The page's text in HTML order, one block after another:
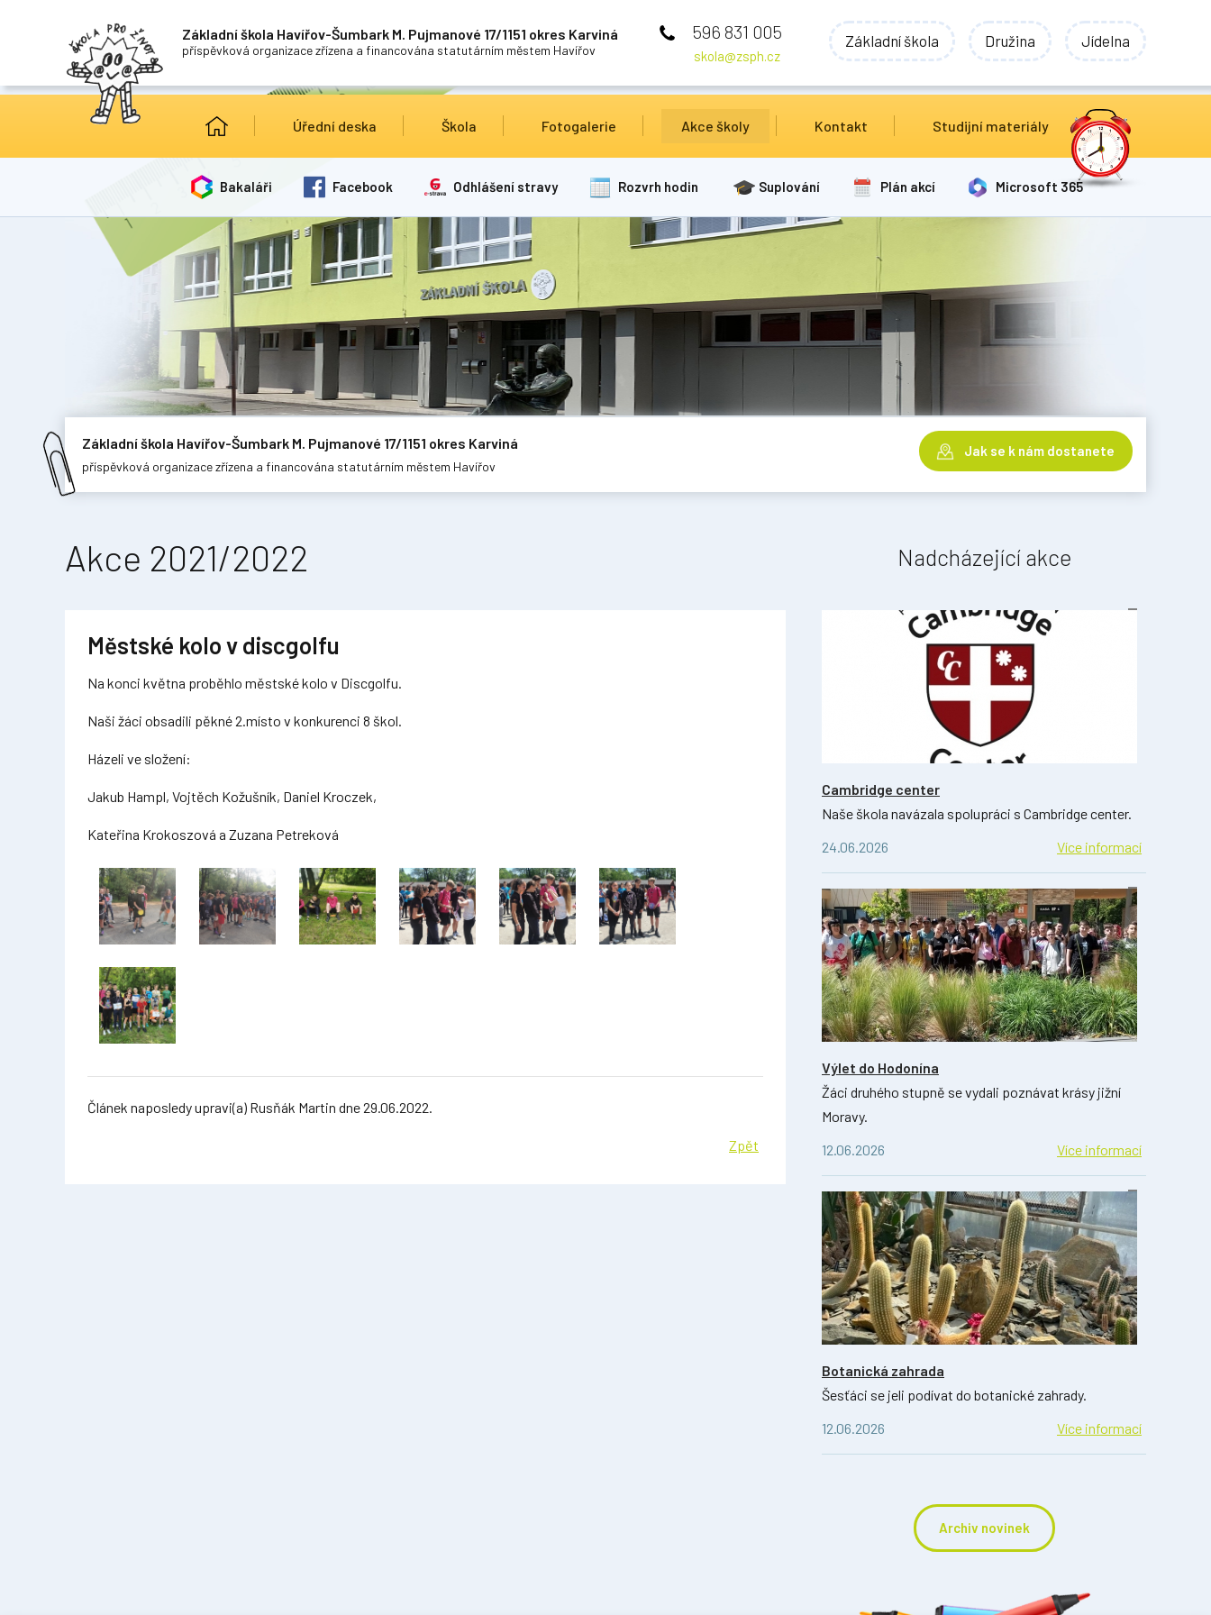
Základní škola Havířov-Šumbark M. Pujmanové 17/1151 okres Karviná
příspěvková organizace zřízena a financována statutárním městem Havířov
596 831 005
skola@zsph.cz
Základní škola Družina Jídelna
Úřední deska Škola Fotogalerie Akce školy Kontakt Studijní materiály
Bakaláři Facebook Odhlášení stravy Rozvrh hodin Suplování Plán akcí Microsoft 365
Základní škola Havířov-Šumbark M. Pujmanové 17/1151 okres Karviná
příspěvková organizace zřízena a financována statutárním městem Havířov
Jak se k nám dostanete
Akce 2021/2022
Městské kolo v discgolfu
Na konci května proběhlo městské kolo v Discgolfu.
Naši žáci obsadili pěkné 2.místo v konkurenci 8 škol.
Házeli ve složení:
Jakub Hampl, Vojtěch Kožušník, Daniel Kroczek,
Kateřina Krokoszová a Zuzana Petreková
Článek naposledy upravi(a) Rusňák Martin dne 29.06.2022.
Zpět
Nadcházející akce
Cambridge center
Naše škola navázala spolupráci s Cambridge center.
24.06.2026
Více informací
Výlet do Hodonína
Žáci druhého stupně se vydali poznávat krásy jižní
Moravy.
12.06.2026
Více informací
Botanická zahrada
Šesťáci se jeli podívat do botanické zahrady.
12.06.2026
Více informací
Archiv novinek